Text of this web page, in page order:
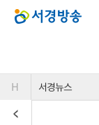
H 서경뉴스